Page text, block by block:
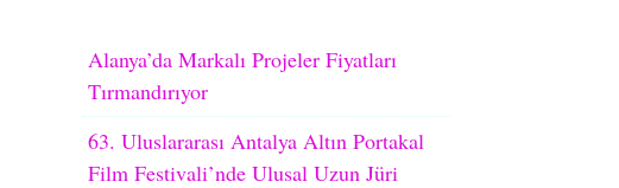
Alanya’da Markalı Projeler Fiyatları
Tırmandırıyor
63. Uluslararası Antalya Altın Portakal
Film Festivali’nde Ulusal Uzun Jüri